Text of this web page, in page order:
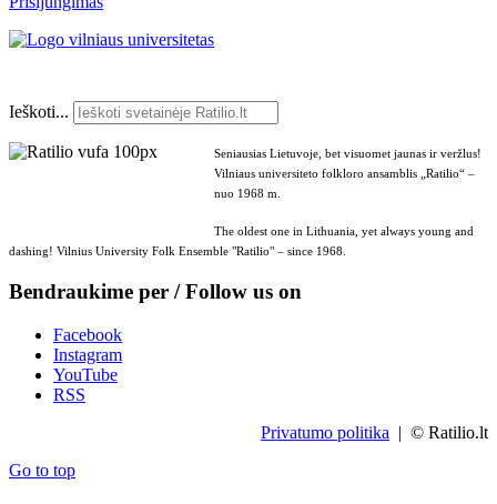
Ieškoti...
Seniausias Lietuvoje, bet visuomet jaunas ir veržlus!
Vilniaus universiteto folkloro ansamblis „Ratilio“ –
nuo 1968 m.
The oldest one in Lithuania, yet always young and
dashing! Vilnius University Folk Ensemble "Ratilio" – since 1968.
Bendraukime per / Follow us on
Facebook
Instagram
YouTube
RSS
Privatumo politika | © Ratilio.lt
Go to top